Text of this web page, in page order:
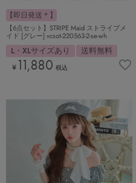
【即日発送＊】
【6点セット】STRIPE Maid ストライプメ
イド [グレー] vcsot-220563-2-se-wh
L・XLサイズあり 送料無料
¥ 11,880 税込